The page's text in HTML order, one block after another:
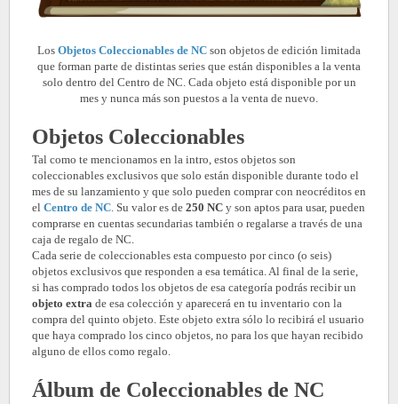
Los Objetos Coleccionables de NC son objetos de edición limitada
que forman parte de distintas series que están disponibles a la venta
solo dentro del Centro de NC. Cada objeto está disponible por un
mes y nunca más son puestos a la venta de nuevo.
Objetos Coleccionables
Tal como te mencionamos en la intro, estos objetos son
coleccionables exclusivos que solo están disponible durante todo el
mes de su lanzamiento y que solo pueden comprar con neocréditos en
el Centro de NC . Su valor es de 250 NC y son aptos para usar, pueden
comprarse en cuentas secundarias también o regalarse a través de una
caja de regalo de NC.
Cada serie de coleccionables esta compuesto por cinco (o seis)
objetos exclusivos que responden a esa temática. Al final de la serie,
si has comprado todos los objetos de esa categoría podrás recibir un
objeto extra de esa colección y aparecerá en tu inventario con la
compra del quinto objeto. Este objeto extra sólo lo recibirá el usuario
que haya comprado los cinco objetos, no para los que hayan recibido
alguno de ellos como regalo.
Álbum de Coleccionables de NC